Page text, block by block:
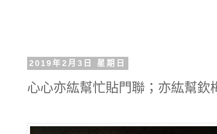
2019年2月3日 星期日
心心亦紘幫忙貼門聯；亦紘幫欽